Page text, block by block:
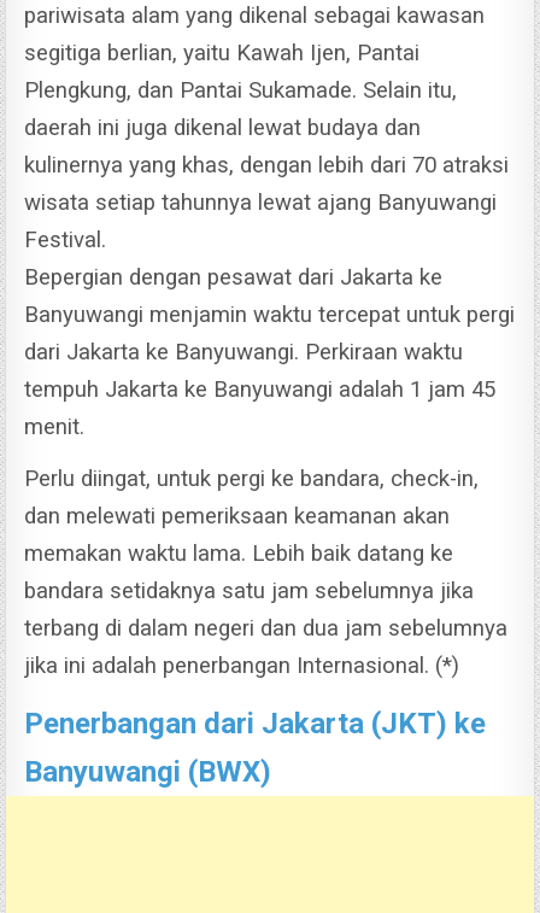
pariwisata alam yang dikenal sebagai kawasan
segitiga berlian, yaitu Kawah Ijen, Pantai
Plengkung, dan Pantai Sukamade. Selain itu,
daerah ini juga dikenal lewat budaya dan
kulinernya yang khas, dengan lebih dari 70 atraksi
wisata setiap tahunnya lewat ajang Banyuwangi
Festival.
Bepergian dengan pesawat dari Jakarta ke
Banyuwangi menjamin waktu tercepat untuk pergi
dari Jakarta ke Banyuwangi. Perkiraan waktu
tempuh Jakarta ke Banyuwangi adalah 1 jam 45
menit.
Perlu diingat, untuk pergi ke bandara, check-in,
dan melewati pemeriksaan keamanan akan
memakan waktu lama. Lebih baik datang ke
bandara setidaknya satu jam sebelumnya jika
terbang di dalam negeri dan dua jam sebelumnya
jika ini adalah penerbangan Internasional. (*)
Penerbangan dari Jakarta (JKT) ke
Banyuwangi (BWX)